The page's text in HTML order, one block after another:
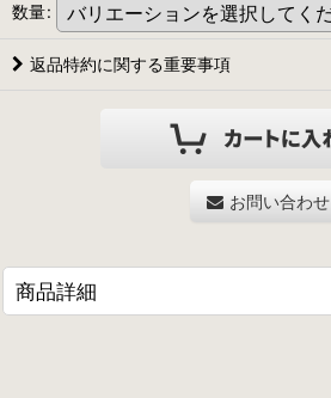
数量:
返品特約に関する重要事項
お問い合わせ
商品詳細